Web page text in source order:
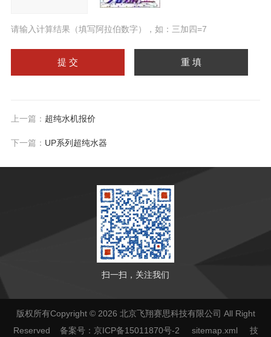
请输入计算结果（填写阿拉伯数字），如：三加四=7
上一篇： 超纯水机报价
下一篇： UP系列超纯水器
扫一扫，关注我们
版权所有Copyright © 2026 北京飞翔赛思科技有限公司 All Right
Reserved 备案号：京ICP备15011870号-2 sitemap.xml 技